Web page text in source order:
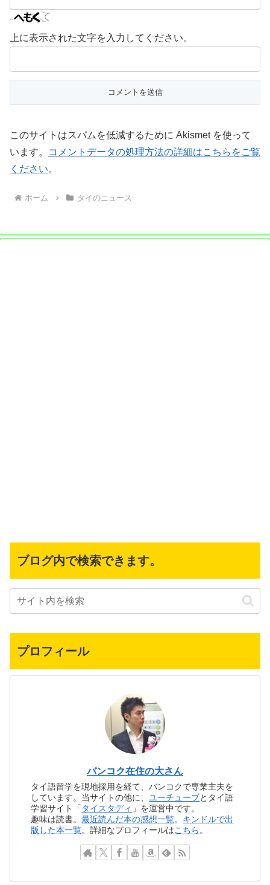
上に表示された文字を入力してください。
このサイトはスパムを低減するために Akismet を使って
います。
コメントデータの処理方法の詳細はこちらをご覧
ください。
ホーム タイのニュース
ブログ内で検索できます。
プロフィール
バンコク在住の大さん
タイ語留学を現地採用を経て、バンコクで専業主夫を
しています。当サイトの他に、 ユーチューブとタイ語
学習サイト「 タイスタディ 」を運営中です。
趣味は読書。最近読んだ本の感想一覧。 キンドルで出
版した本一覧。詳細なプロフィールはこちら 。